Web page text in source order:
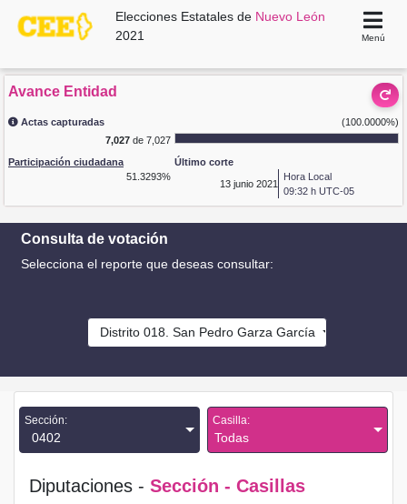
Elecciones Estatales de Nuevo León
2021
Menú
Avance Entidad
Actas capturadas
(100.0000%)
7,027de 7,027
Participación ciudadana
51.3293%
Último corte
13 junio 2021
Hora Local
09:32 h UTC-05
Consulta de votación
Selecciona el reporte que deseas consultar:
Distrito 018. San Pedro Garza García
Sección:
0402
Casilla:
Todas
Diputaciones - Sección - Casillas